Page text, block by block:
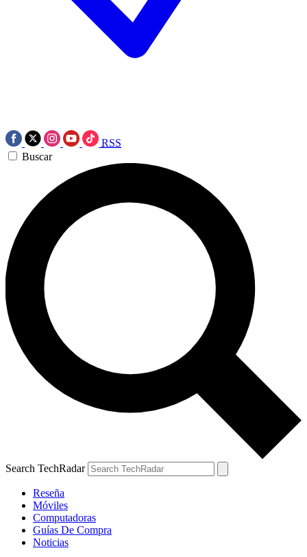
RSS
Buscar
Search TechRadar
Reseña
Móviles
Computadoras
Guías De Compra
Noticias